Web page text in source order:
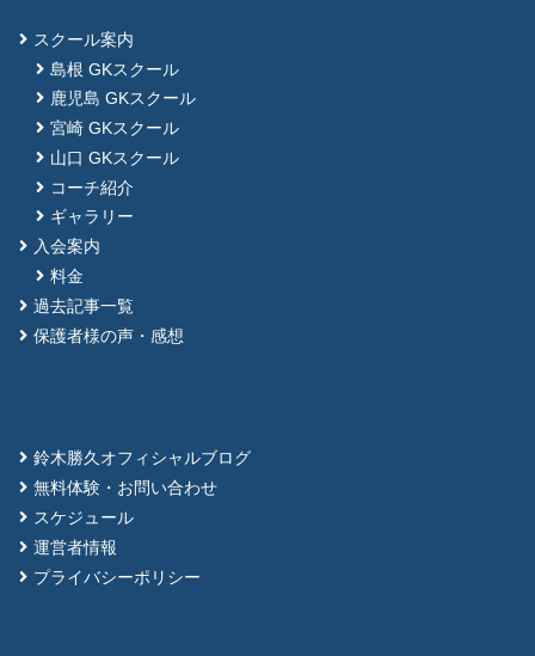
スクール案内
島根 GKスクール
鹿児島 GKスクール
宮崎 GKスクール
山口 GKスクール
コーチ紹介
ギャラリー
入会案内
料金
過去記事一覧
保護者様の声・感想
鈴木勝久オフィシャルブログ
無料体験・お問い合わせ
スケジュール
運営者情報
プライバシーポリシー